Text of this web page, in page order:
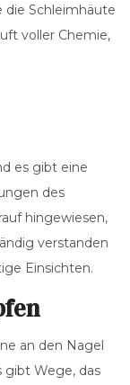
die Schleimhäute
voller Chemie,
es gibt eine
des
hingewiesen,
verstanden
Einsichten.
an den Nagel
gibt Wege, das